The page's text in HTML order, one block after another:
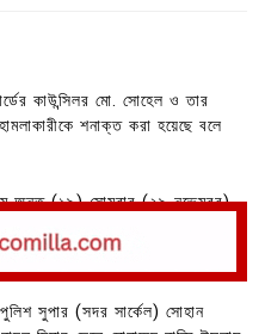
কাউন্সিলর মো. সোহেল ও তার
শনাক্ত করা হয়েছে বলে
অন্তু (১৯) সোমবার (২৯ নভেম্বর)
সুপার (সদর সার্কেল) সােহান